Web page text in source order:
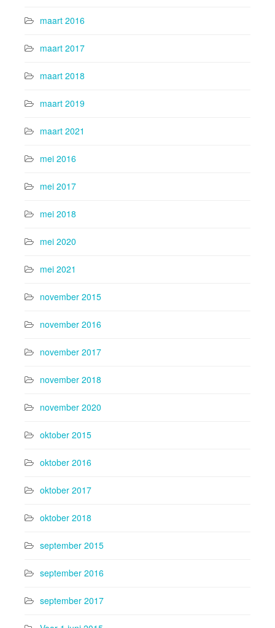
maart 2016
maart 2017
maart 2018
maart 2019
maart 2021
mei 2016
mei 2017
mei 2018
mei 2020
mei 2021
november 2015
november 2016
november 2017
november 2018
november 2020
oktober 2015
oktober 2016
oktober 2017
oktober 2018
september 2015
september 2016
september 2017